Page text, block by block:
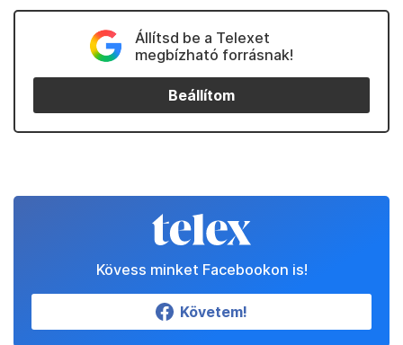
Állítsd be a Telexet
megbízható forrásnak!
Beállítom
Kövess minket Facebookon is!
Követem!